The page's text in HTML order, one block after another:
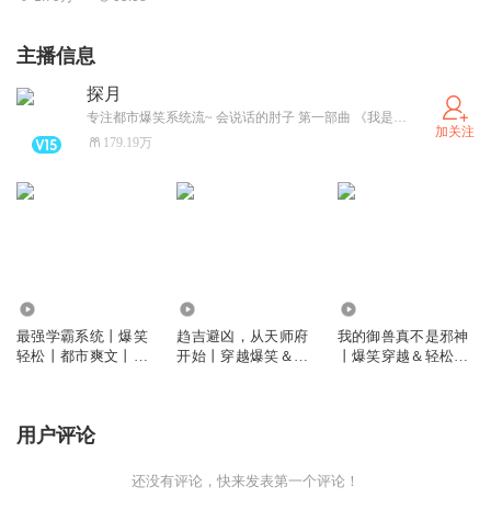
主播信息
探月
专注都市爆笑系统流~ 会说话的肘子 第一部曲 《我是大玩家》火热上架中！
179.19万
加关注
最强学霸系统丨爆笑
轻松丨都市爽文丨多
趋吉避凶，从天师府
开始丨穿越爆笑＆轻
我的御兽真不是邪神
丨爆笑穿越＆轻松沙
用户评论
还没有评论，快来发表第一个评论！